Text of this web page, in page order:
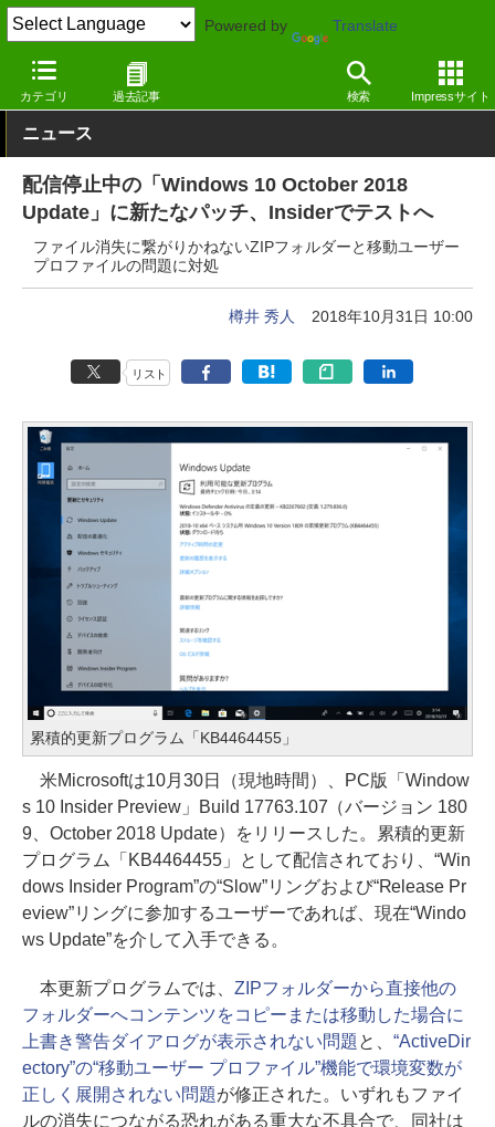
Powered by Translate
カテゴリ 過去記事 検索 Impressサイト
窓の杜 システム・ファイル Windows
ニュース
配信停止中の「Windows 10 October 2018
Update」に新たなパッチ、Insiderでテストへ
ファイル消失に繋がりかねないZIPフォルダーと移動ユーザー
プロファイルの問題に対処
樽井 秀人 2018年10月31日 10:00
リスト
累積的更新プログラム「KB4464455」
米Microsoftは10月30日（現地時間）、PC版「Window
s 10 Insider Preview」Build 17763.107（バージョン 180
9、October 2018 Update）をリリースした。累積的更新
プログラム「KB4464455」として配信されており、“Win
dows Insider Program”の“Slow”リングおよび“Release Pr
eview”リングに参加するユーザーであれば、現在“Windo
ws Update”を介して入手できる。
本更新プログラムでは、 ZIPフォルダーから直接他の
フォルダーへコンテンツをコピーまたは移動した場合に
上書き警告ダイアログが表示されない問題 と、 “ActiveDir
ectory”の“移動ユーザー プロファイル”機能で環境変数が
正しく展開されない問題が修正された。いずれもファイ
ルの消失につながる恐れがある重大な不具合で、同社は